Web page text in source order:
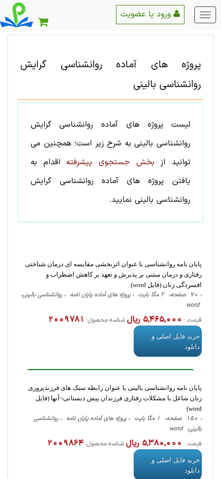
منو
اصلی
پروژه های آمادهروانشناسی گرایش
روانشناسی ‌بالینی
لیست پروژه های آماده روانشناسیگرایش
روانشناسی ‌بالینیبه شرح زیر است؛ همچنین می
توانید از بخش جستجوی پیشرفته اقدام به
یافتن پروژه های آماده روانشناسی گرایش
روانشناسی ‌بالینی نمایید.
پایان نامه روانشناسی با عنوان اثربخشی مقایسه ای درمان شناختی
رفتاری و درمان مبتنی بر پذیرش و تعهد بر کاهش اضطراب و
افسردگی زنان (فایل word)
، 70 صفحه، 2 مگا بایت ، پروژه های آماده پایان نامه ، روانشناسی ‌بالینی،
word
قیمت : 5,465,000 ریال شناسه محصول: 2009781
خرید فایل اصلی و
دانلود
پایان نامه روانشناسی بالینی با عنوان رابطه سبک های فرزندپروری
زنان شاغل با مشکلات رفتاری فرزندان پیش دبستانی¬آنها (فایل
word)
، 150 صفحه، 1 مگا بایت ، پروژه های آماده پایان نامه ، روانشناسی
‌بالینی، word
قیمت : 5,380,000 ریال شناسه محصول:2009864
خرید فایل اصلی و
دانلود